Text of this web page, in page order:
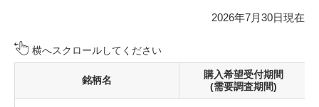
2026年7月30日現在
横へスクロールしてください
銘柄名
購入希望受付期間
(需要調査期間)